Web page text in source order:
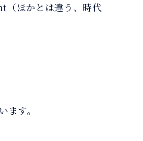
ほかとは違う、時代
す。